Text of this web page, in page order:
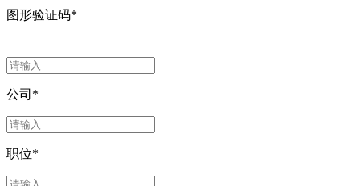
图形验证码*
公司 *
职位*